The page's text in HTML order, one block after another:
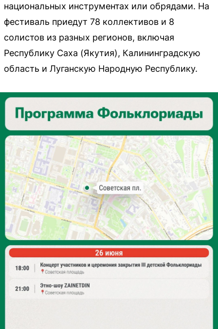
национальных инструментах или обрядами. На
фестиваль приедут 78 коллективов и 8
солистов из разных регионов, включая
Республику Саха (Якутия), Калининградскую
область и Луганскую Народную Республику.